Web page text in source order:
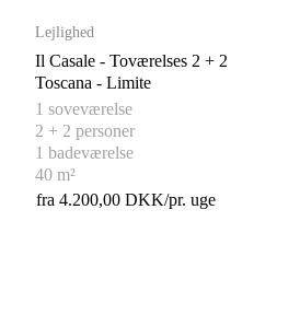
Lejlighed
Il Casale - Toværelses 2 + 2
Toscana - Limite
1 soveværelse
2 + 2 personer
1 badeværelse
40 m²
fra 4.200,00 DKK/pr. uge